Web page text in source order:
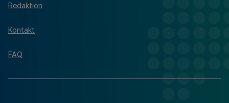
Redaktion
Kontakt
FAQ